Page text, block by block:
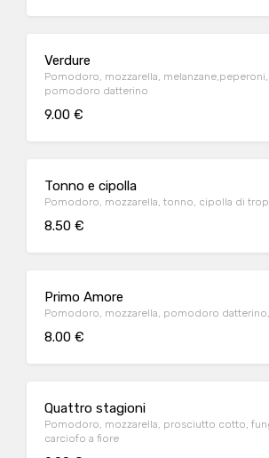
Verdure
Pomodoro, mozzarella,
pomodoro datterino
9.00 €
Tonno e cipolla
Pomodoro, mozzarella, tonno, cipolla di
8.50 €
Primo Amore
Pomodoro, mozzarella, pomodoro
8.00 €
Quattro stagioni
Pomodoro, mozzarella, prosciutto cotto,
carciofo a fiore